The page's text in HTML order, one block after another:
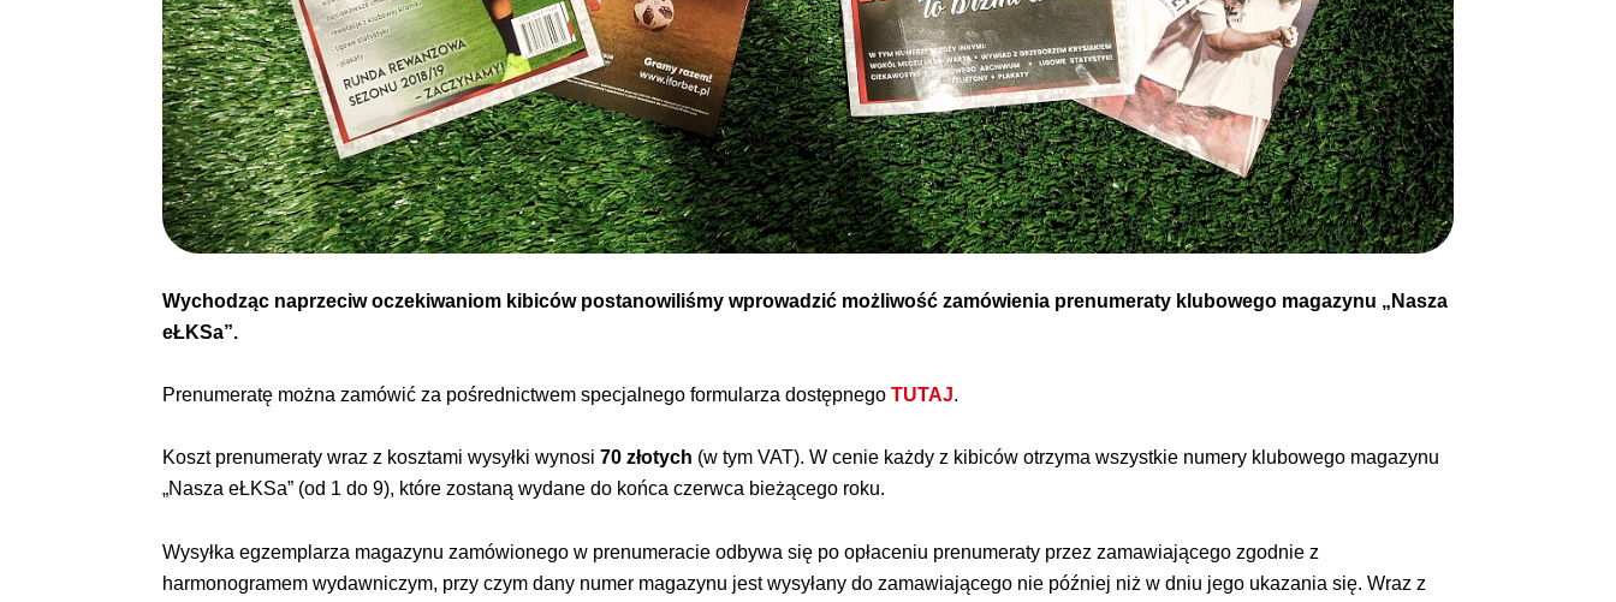
Wychodząc naprzeciw oczekiwaniom kibiców postanowiliśmy wprowadzić możliwość zamówienia prenumeraty klubowego magazynu „Nasza
eŁKSa”.
Prenumeratę można zamówić za pośrednictwem specjalnego formularza dostępnegoTUTAJ.
Koszt prenumeraty wraz z kosztami wysyłki wynosi70 złotych (w tym VAT). W cenie każdy z kibiców otrzyma wszystkie numery klubowego magazynu
„Nasza eŁKSa” (od 1 do 9), które zostaną wydane do końca czerwca bieżącego roku.
Wysyłka egzemplarza magazynu zamówionego w prenumeracie odbywa się po opłaceniu prenumeraty przez zamawiającego zgodnie z
harmonogramem wydawniczym, przy czym dany numer magazynu jest wysyłany do zamawiającego nie później niż w dniu jego ukazania się. Wraz z